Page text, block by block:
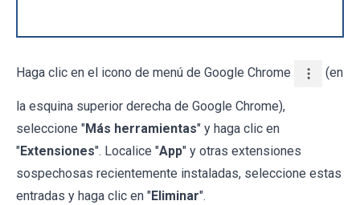
Haga clic en el icono de menú de Google Chrome (en
la esquina superior derecha de Google Chrome),
seleccione "Más herramientas" y haga clic en
"Extensiones". Localice "App" y otras extensiones
sospechosas recientemente instaladas, seleccione estas
entradas y haga clic en "Eliminar".